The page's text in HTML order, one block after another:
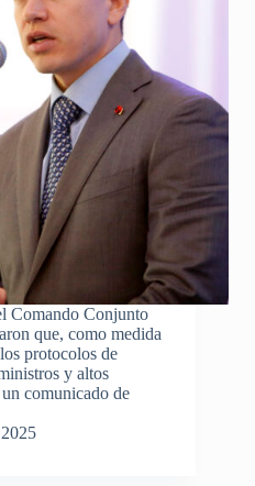
Comando Conjunto
que, como medida
protocolos de
y altos
comunicado de